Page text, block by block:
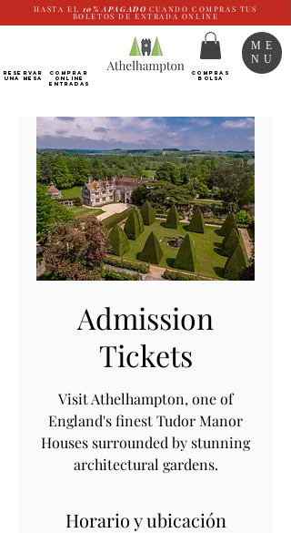
HASTA EL 10% APAGADO CUANDO COMPRAS TUS
BOLETOS DE ENTRADA ONLINE
RESERVAR
UNA MESA
Comprar
ONLINE
Entradas
COMPRAS
BOLSA
ME
NU
Admission
Tickets
Visit Athelhampton, one of
England's finest Tudor Manor
Houses surrounded by stunning
architectural gardens.
Horario y ubicación